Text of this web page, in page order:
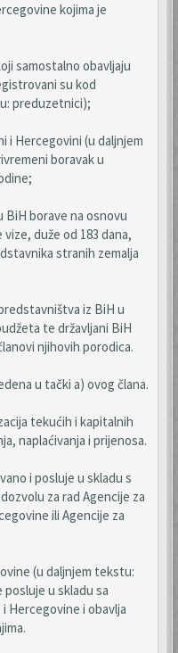
kojima je
samostalno obavljaju
su kod
preduzetnici);
i Hercegovini (u daljnjem
boravak u
BiH borave na osnovu
duže od 183 dana,
stranih zemalja
iz BiH u
te državljani BiH
njihovih porodica.
u tački a) ovog člana.
tekućih i kapitalnih
naplaćivanja i prijenosa.
i posluje u skladu s
za rad Agencije za
ili Agencije za
(u daljnjem tekstu:
u skladu sa
Hercegovine i obavlja